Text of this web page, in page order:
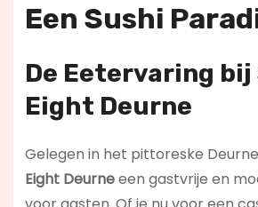
Een Sushi
De Eetervaring bij
Eight Deurne
Gelegen in het pittoreske
Eight Deurneeen gastvrije en